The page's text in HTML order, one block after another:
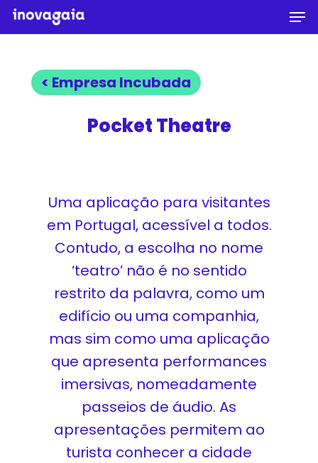
Skip
to
content< Empresa Incubada
Pocket Theatre
Uma aplicação para visitantes
em Portugal, acessível a todos.
Contudo, a escolha no nome
‘teatro’ não é no sentido
restrito da palavra, como um
edifício ou uma companhia,
mas sim como uma aplicação
que apresenta performances
imersivas, nomeadamente
passeios de áudio. As
apresentações permitem ao
turista conhecer a cidade